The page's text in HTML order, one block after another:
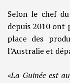
Selon le chef
depuis 2010 ont
place des
l’Australie et
«La Guinée est